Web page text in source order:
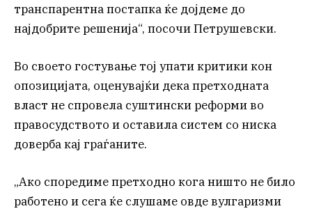
транспарентна постапка ќе дојдеме до
најдобрите решенија“, посочи Петрушевски.
Во своето гостување тој упати критики кон
опозицијата, оценувајќи дека претходната
власт не спровела суштински реформи во
правосудството и оставила систем со ниска
доверба кај граѓаните.
„Ако споредиме претходно кога ништо не било
работено и сега ќе слушаме овде вулгаризми